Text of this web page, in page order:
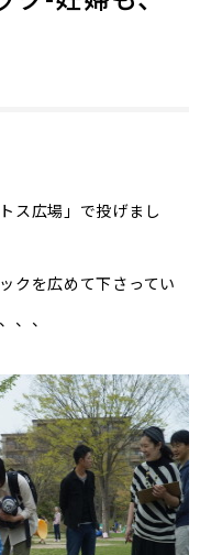
ス広場」で投げまし
クを広めて下さってい
、、